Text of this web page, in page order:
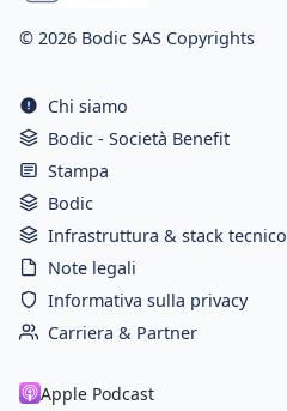
© 2026 Bodic SAS Copyrights
Chi siamo
Bodic - Società Benefit
Stampa
Bodic
Infrastruttura & stack tecnico
Note legali
Informativa sulla privacy
Carriera & Partner
Apple Podcast